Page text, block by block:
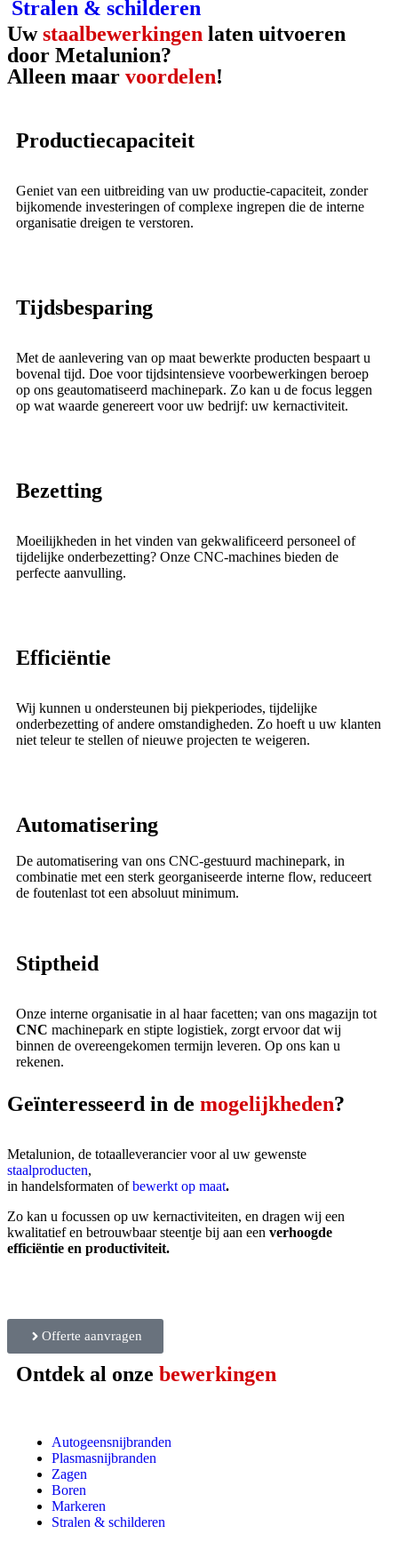
Stralen & schilderen
Uwstaalbewerkingen laten uitvoeren
door Metalunion?
Alleen maar voordelen!
Productiecapaciteit
Geniet van een uitbreiding van uw productie-capaciteit, zonder
bijkomende investeringen of complexe ingrepen die de interne
organisatie dreigen te verstoren.
Tijdsbesparing
Met de aanlevering van op maat bewerkte producten bespaart u
bovenal tijd. Doe voor tijdsintensieve voorbewerkingen beroep
op ons geautomatiseerd machinepark. Zo kan u de focus leggen
op wat waarde genereert voor uw bedrijf: uw kernactiviteit.
Bezetting
Moeilijkheden in het vinden van gekwalificeerd personeel of
tijdelijke onderbezetting? Onze CNC-machines bieden de
perfecte aanvulling.
Efficiëntie
Wij kunnen u ondersteunen bij piekperiodes, tijdelijke
onderbezetting of andere omstandigheden. Zo hoeft u uw klanten
niet teleur te stellen of nieuwe projecten te weigeren.
Automatisering
De automatisering van ons CNC-gestuurd machinepark, in
combinatie met een sterk georganiseerde interne flow, reduceert
de foutenlast tot een absoluut minimum.
Stiptheid
Onze interne organisatie in al haar facetten; van ons magazijn tot
CNC machinepark en stipte logistiek, zorgt ervoor dat wij
binnen de overeengekomen termijn leveren. Op ons kan u
rekenen.
Geïnteresseerd in de mogelijkheden?
Metalunion, de totaalleverancier voor al uw gewenste
staalproducten,
in handelsformaten ofbewerkt op maat.
Zo kan u focussen op uw kernactiviteiten, en dragen wij een
kwalitatief en betrouwbaar steentje bij aan een verhoogde
efficiëntie en productiviteit.
Offerte aanvragen
Ontdek al onze bewerkingen
Autogeensnijbranden
Plasmasnijbranden
Zagen
Boren
Markeren
Stralen & schilderen